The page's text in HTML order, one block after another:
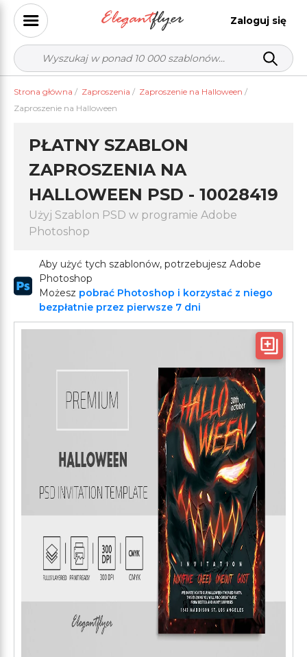
Zaloguj się
Strona główna / Zaproszenia / Zaproszenie na Halloween /
Zaproszenie na Halloween
PŁATNY SZABLON
ZAPROSZENIA NA
HALLOWEEN PSD - 10028419
Użyj Szablon PSD w programie Adobe
Photoshop
Aby użyć tych szablonów, potrzebujesz Adobe
Photoshop
Możesz pobrać Photoshop i korzystać z niego
bezpłatnie przez pierwsze 7 dni